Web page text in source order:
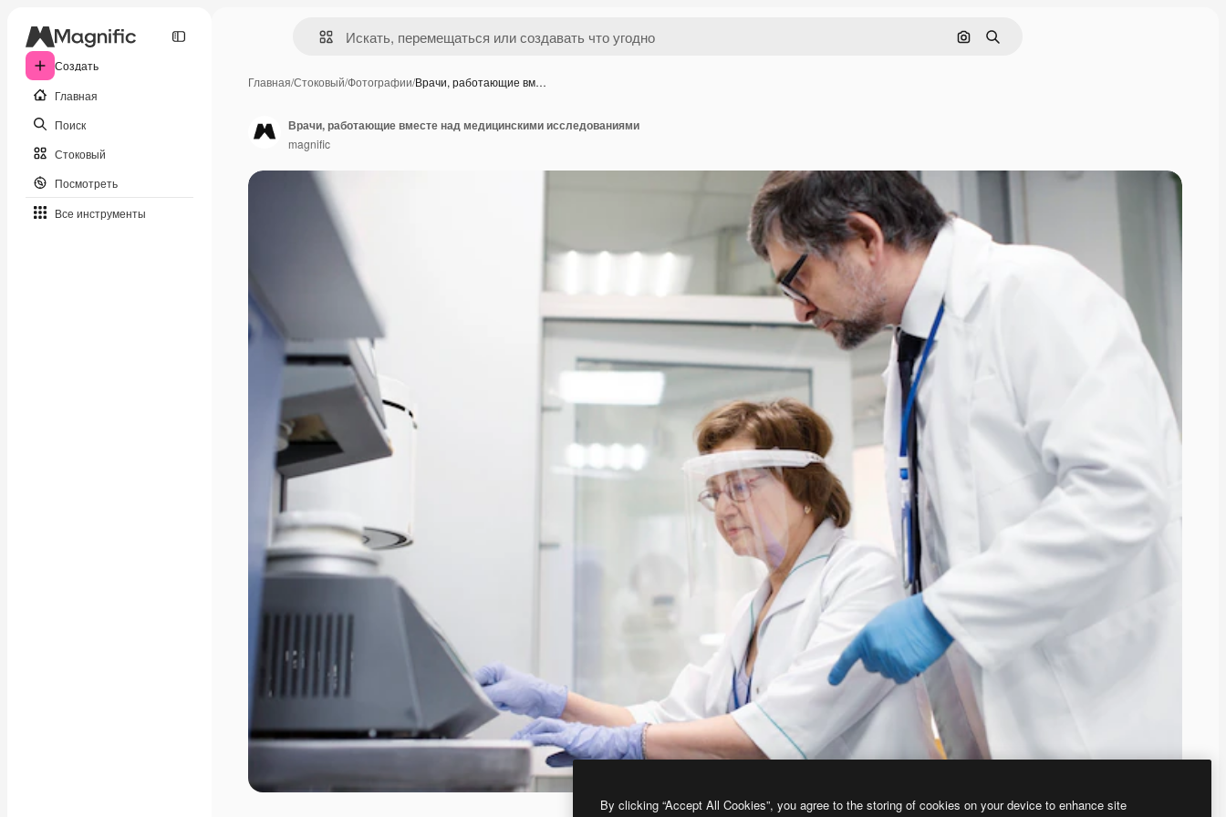
Создать
Главная
Поиск
Стоковый
Посмотреть
Все инструменты
Поиск по изображению
Поиск
Главная/Стоковый/Фотографии/Врачи, работающие вм…
Врачи, работающие вместе над медицинскими исследованиями
magnific
By clicking “Accept All Cookies”, you agree to the storing of cookies on your device to enhance site